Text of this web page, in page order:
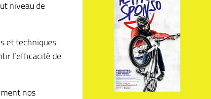
niveau de
et techniques
l’efficacité de
nos